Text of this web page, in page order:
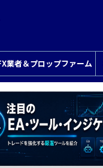
業者＆プロップファーム